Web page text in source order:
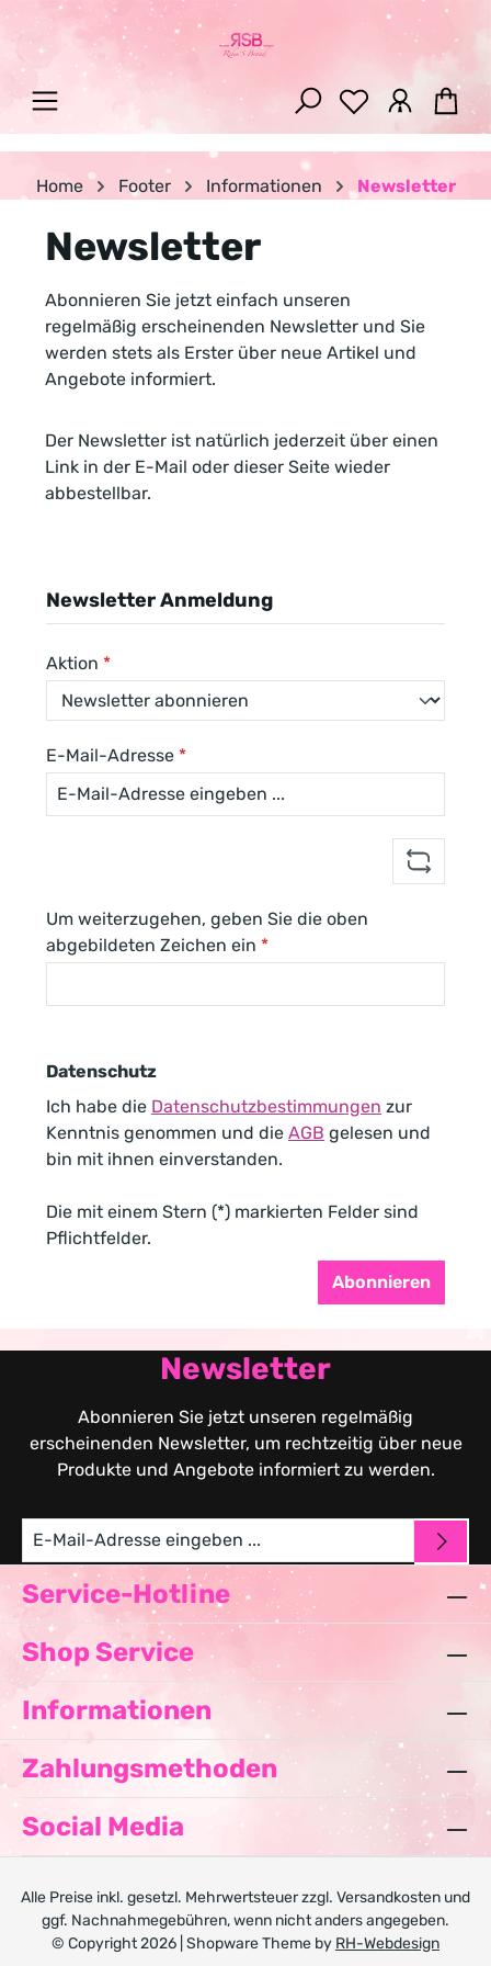
Zum Hauptinhalt springen
Home Footer Informationen Newsletter
Newsletter
Abonnieren Sie jetzt einfach unseren
regelmäßig erscheinenden Newsletter und Sie
werden stets als Erster über neue Artikel und
Angebote informiert.
Der Newsletter ist natürlich jederzeit über einen
Link in der E-Mail oder dieser Seite wieder
abbestellbar.
Newsletter Anmeldung
Aktion *
E-Mail-Adresse *
Um weiterzugehen, geben Sie die oben
abgebildeten Zeichen ein *
Datenschutz
Ich habe die Datenschutzbestimmungen zur
Kenntnis genommen und die AGB gelesen und
bin mit ihnen einverstanden.
Die mit einem Stern (*) markierten Felder sind
Pflichtfelder.
Abonnieren
Newsletter
Abonnieren Sie jetzt unseren regelmäßig
erscheinenden Newsletter, um rechtzeitig über neue
Produkte und Angebote informiert zu werden.
Service-Hotline
Shop Service
Informationen
Zahlungsmethoden
Social Media
Alle Preise inkl. gesetzl. Mehrwertsteuer zzgl. Versandkosten und
ggf. Nachnahmegebühren, wenn nicht anders angegeben.
© Copyright 2026 | Shopware Theme by RH-Webdesign